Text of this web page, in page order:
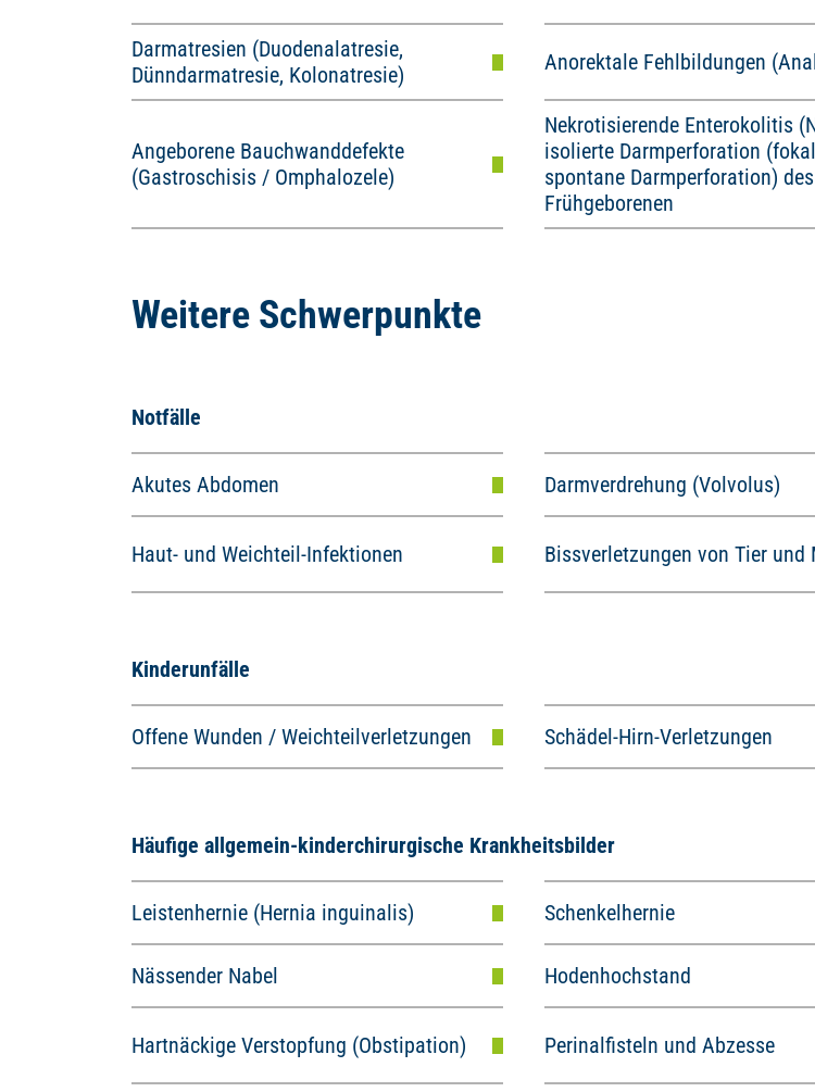
Darmatresien (Duodenalatresie,
Dünndarmatresie, Kolonatresie)
Anorektale Fehlbildungen
Angeborene Bauchwanddefekte
(Gastroschisis / Omphalozele)
Nekrotisierende Enterokolitis
isolierte Darmperforation
spontane Darmperforation) des
Frühgeborenen
Weitere Schwerpunkte
Notfälle
Akutes Abdomen Darmverdrehung (Volvolus)
Haut- und Weichteil-Infektionen Bissverletzungen von Tier und
Kinderunfälle
Offene Wunden / Weichteilverletzungen Schädel-Hirn-Verletzungen
Häufige allgemein-kinderchirurgische Krankheitsbilder
Leistenhernie (Hernia inguinalis) Schenkelhernie
Nässender Nabel Hodenhochstand
Hartnäckige Verstopfung (Obstipation) Perinalfisteln und Abzesse